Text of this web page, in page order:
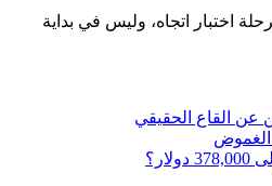
اختبار اتجاه، وليس في بداية